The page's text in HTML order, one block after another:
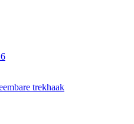
trekhaak